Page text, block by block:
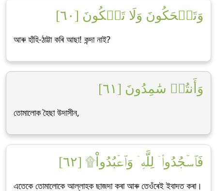
وَتَضۡحَكُونَ وَلَا تَبۡكُونَ [٦٠]
আৰু হাঁহি-ঠাট্টা কৰি আছা! কন্দা নাই?
وَأَنتُمۡ سَٰمِدُونَ [٦١]
তোমালোক হৈছা উদাসীন,
فَٱسۡجُدُواْۤ لِلَّهِۤ وَٱعۡبُدُواْ۩ [٦٢]
এতেকে তোমালোকে আল্লাহক ছাজদা কৰা আৰু তেওঁৰেই ইবাদত কৰা।